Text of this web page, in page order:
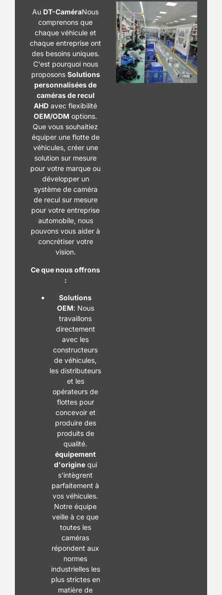
Au DT-CaméraNous
comprenons que
chaque véhicule et
chaque entreprise ont
des besoins uniques.
C'est pourquoi nous
proposons Solutions
personnalisées de
caméras de recul
AHD avec flexibilité
OEM/ODM options.
Que vous souhaitiez
équiper une flotte de
véhicules, créer une
solution sur mesure
pour votre marque ou
développer un
système de caméra
de recul sur mesure
pour votre entreprise
automobile, nous
pouvons vous aider à
concrétiser votre
vision.
Ce que nous offrons
:
Solutions
OEM: Nous
travaillons
directement
avec les
constructeurs
de véhicules,
les distributeurs
et les
opérateurs de
flottes pour
concevoir et
produire des
produits de
qualité.
équipement
d'originequi
s'intègrent
parfaitement à
vos véhicules.
Notre équipe
veille à ce que
toutes les
caméras
répondent aux
normes
industrielles les
plus strictes en
matière de